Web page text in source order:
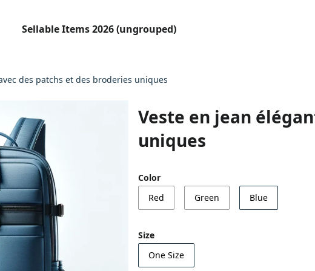
Sellable Items 2026 (ungrouped)
des patchs et des broderies uniques
Veste en jean
uniques
Color
Red
Green Blue
Size
One Size